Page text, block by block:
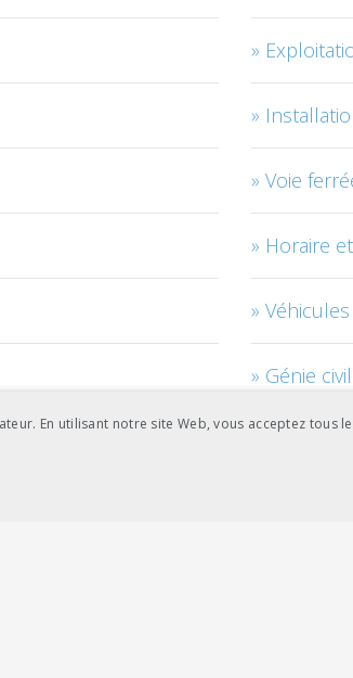
Voie
Horaire
Véhicules
Génie civil
Accès au
En utilisant notre site Web, vous acceptez tous